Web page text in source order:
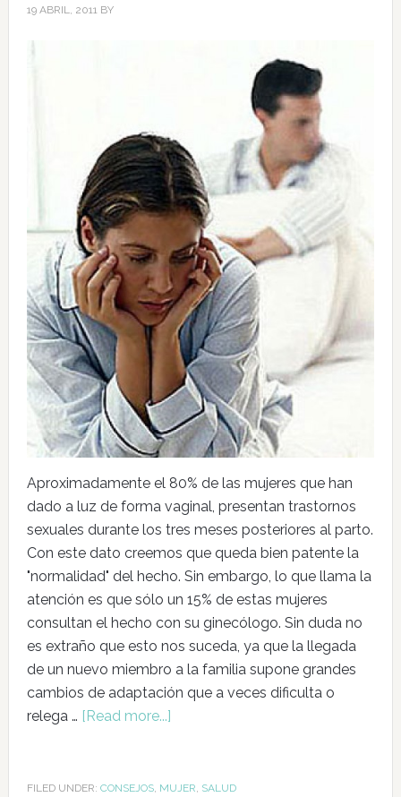
19 ABRIL, 2011BY
Aproximadamente el 80% de las mujeres que han
dado a luz de forma vaginal, presentan trastornos
sexuales durante los tres meses posteriores al parto.
Con este dato creemos que queda bien patente la
"normalidad" del hecho. Sin embargo, lo que llama la
atención es que sólo un 15% de estas mujeres
consultan el hecho con su ginecólogo. Sin duda no
es extraño que esto nos suceda, ya que la llegada
de un nuevo miembro a la familia supone grandes
cambios de adaptación que a veces dificulta o
relega … [Read more...]
FILED UNDER: CONSEJOS, MUJER, SALUD